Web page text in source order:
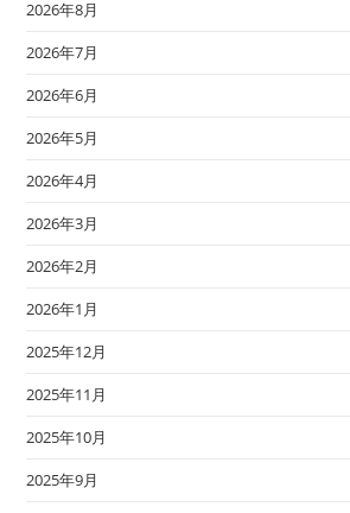
2026年8月
2026年7月
2026年6月
2026年5月
2026年4月
2026年3月
2026年2月
2026年1月
2025年12月
2025年11月
2025年10月
2025年9月